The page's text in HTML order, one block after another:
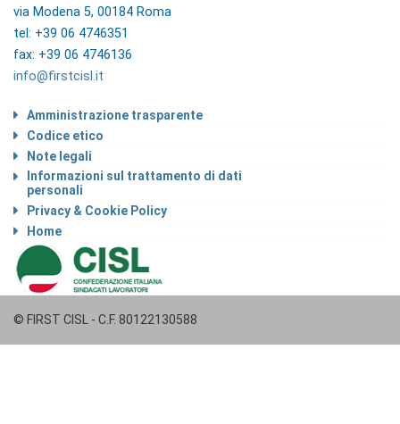
via Modena 5, 00184 Roma
tel: +39 06 4746351
fax: +39 06 4746136
info@firstcisl.it
Amministrazione trasparente
Codice etico
Note legali
Informazioni sul trattamento di dati
personali
Privacy & Cookie Policy
Home
© FIRST CISL - C.F. 80122130588